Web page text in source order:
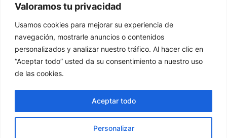
Valoramos tu privacidad
Usamos cookies para mejorar su experiencia de
navegación, mostrarle anuncios o contenidos
personalizados y analizar nuestro tráfico. Al hacer clic en
“Aceptar todo” usted da su consentimiento a nuestro uso
de las cookies.
Personalizar
Aceptar todo
Política de Privacidad
Política de Cookies
SiteMap
2023 COPYRIGHT © FLORIDABLANCA PASLERÍAS. TODOS LOS DERECHOS
RESERVADOS. MAQUETADO PORAVANCE TECNOLÓGICO